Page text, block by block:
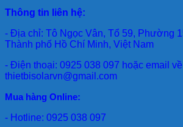
Thông tin liên hệ:
- Địa chỉ: Tô Ngọc Vân, Tổ 59, Phường
Thành phố Hồ Chí Minh, Việt Nam
- Điện thoại: 0925 038 097 hoặc email
thietbisolarvn@gmail.com
Mua hàng Online:
- Hotline: 0925 038 097